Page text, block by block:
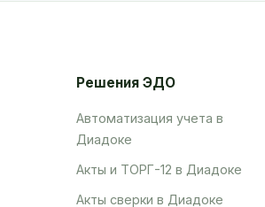
Решения ЭДО
Автоматизация учета в
Диадоке
Акты и ТОРГ-12 в Диадоке
Акты сверки в Диадоке